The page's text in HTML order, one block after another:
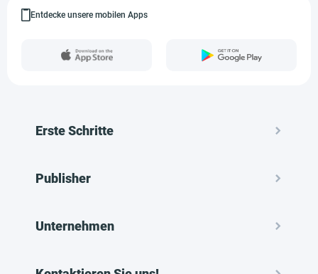
Entdecke unsere mobilen Apps
Erste Schritte
Publisher
Unternehmen